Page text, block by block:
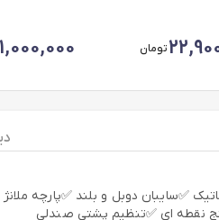
تومان
نقطه ای ✅تنظیم پشتی صندلی